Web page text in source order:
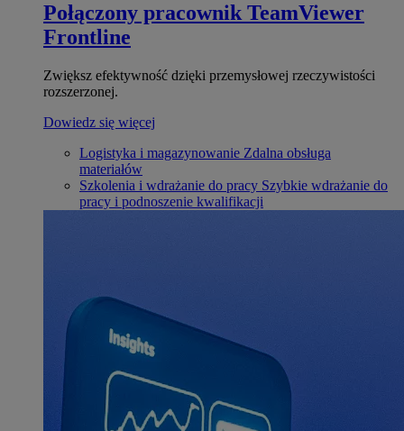
Połączony pracownik TeamViewer
Frontline
Zwiększ efektywność dzięki przemysłowej rzeczywistości
rozszerzonej.
Dowiedz się więcej
Logistyka i magazynowanie Zdalna obsługa
materiałów
Szkolenia i wdrażanie do pracy Szybkie wdrażanie do
pracy i podnoszenie kwalifikacji